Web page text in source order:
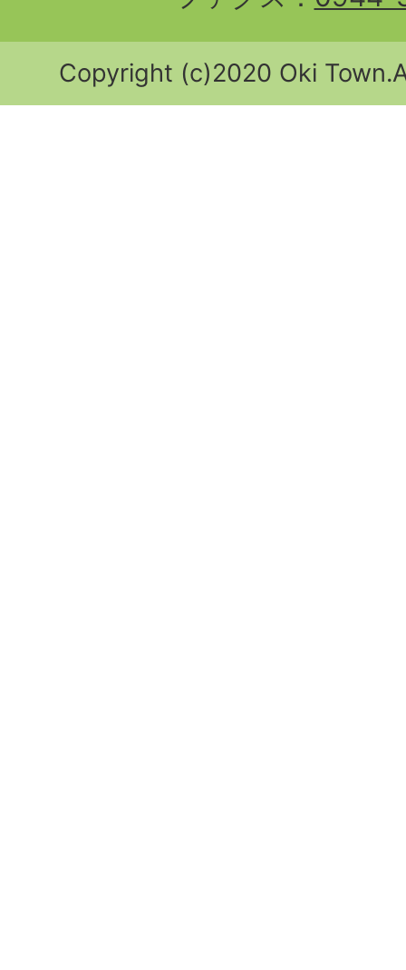
Copyright (c)2020 Oki